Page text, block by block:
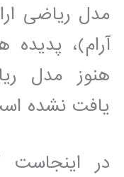
مدل رياضی
آرام)، پديده
ھنوز مدل
يافت نشده
در اينجاست